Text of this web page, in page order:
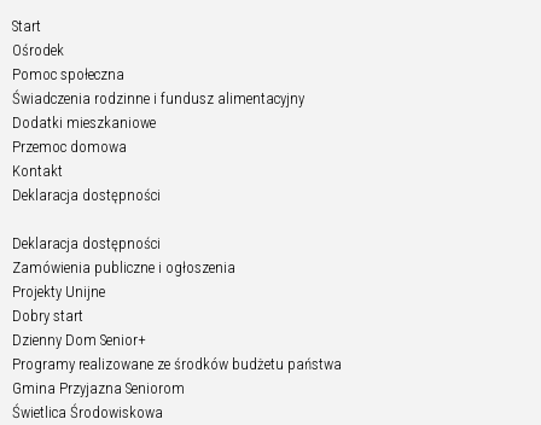
Start
Ośrodek
Pomoc społeczna
Świadczenia rodzinne i fundusz alimentacyjny
Dodatki mieszkaniowe
Przemoc domowa
Kontakt
Deklaracja dostępności
Deklaracja dostępności
Zamówienia publiczne i ogłoszenia
Projekty Unijne
Dobry start
Dzienny Dom Senior+
Programy realizowane ze środków budżetu państwa
Gmina Przyjazna Seniorom
Świetlica Środowiskowa